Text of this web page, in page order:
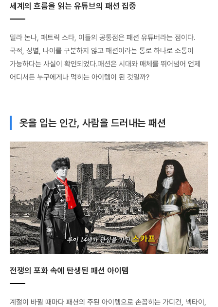
세계의 흐름을 읽는 유튜브의 패션 집중
밀라 논나, 패트릭 스타, 이들의 공통점은 패션 유튜버라는 점이다.
국적, 성별, 나이를 구분하지 않고 패션이라는 통로 하나로 소통이
가능하다는 사실이 확인되었다.패션은 시대와 매체를 뛰어넘어 언제
어디서든 누구에게나 먹히는 아이템이 된 것일까?
옷을 입는 인간, 사람을 드러내는 패션
전쟁의 포화 속에 탄생된 패션 아이템
계절이 바뀔 때마다 패션의 주된 아이템으로 손꼽히는 가디건, 넥타이,